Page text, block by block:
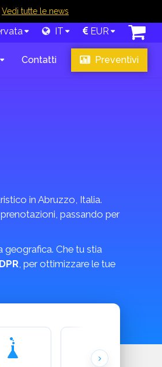
Vedi tutte le news
IT EUR
Contatti Preventivi
in Abruzzo, Italia.
passando per
Che tu stia
, per ottimizzare le tue